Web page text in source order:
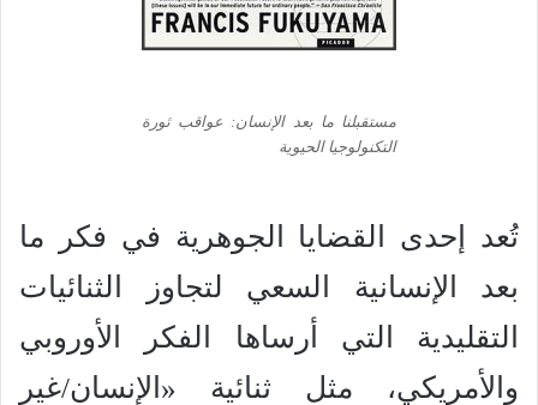
مستقبلنا ما بعد الإنسان: عواقب ثورة
التكنولوجيا الحيوية
تُعد إحدى القضايا الجوهرية في فكر ما
بعد الإنسانية السعي لتجاوز الثنائيات
التقليدية التي أرساها الفكر الأوروبي
والأمريكي، مثل ثنائية «الإنسان/غير